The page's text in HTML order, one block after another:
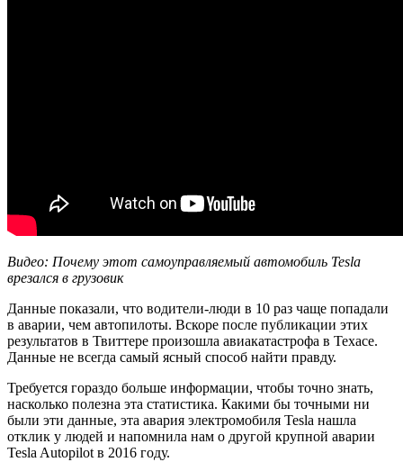
Видео: Почему этот самоуправляемый автомобиль Tesla
врезался в грузовик
Данные показали, что водители-люди в 10 раз чаще попадали
в аварии, чем автопилоты. Вскоре после публикации этих
результатов в Твиттере произошла авиакатастрофа в Техасе.
Данные не всегда самый ясный способ найти правду.
Требуется гораздо больше информации, чтобы точно знать,
насколько полезна эта статистика. Какими бы точными ни
были эти данные, эта авария электромобиля Tesla нашла
отклик у людей и напомнила нам о другой крупной аварии
Tesla Autopilot в 2016 году.